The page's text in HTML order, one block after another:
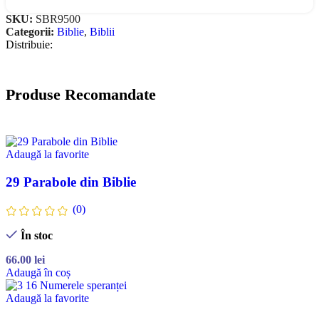
SKU: SBR9500
Categorii: Biblie, Biblii
Distribuie:
Produse Recomandate
Adaugă la favorite
29 Parabole din Biblie
(0)
În stoc
66.00 lei
Adaugă în coș
Adaugă la favorite